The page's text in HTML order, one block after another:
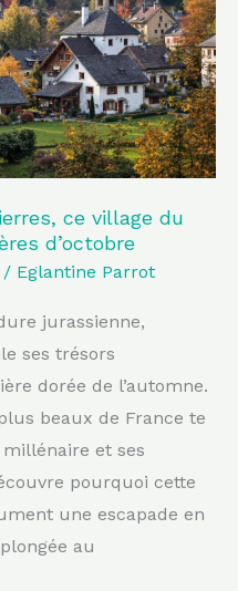
ce village du
d’octobre
/ Eglantine Parrot
jurassienne,
ses trésors
dorée de l’automne.
beaux de France te
et ses
pourquoi cette
une escapade en
au